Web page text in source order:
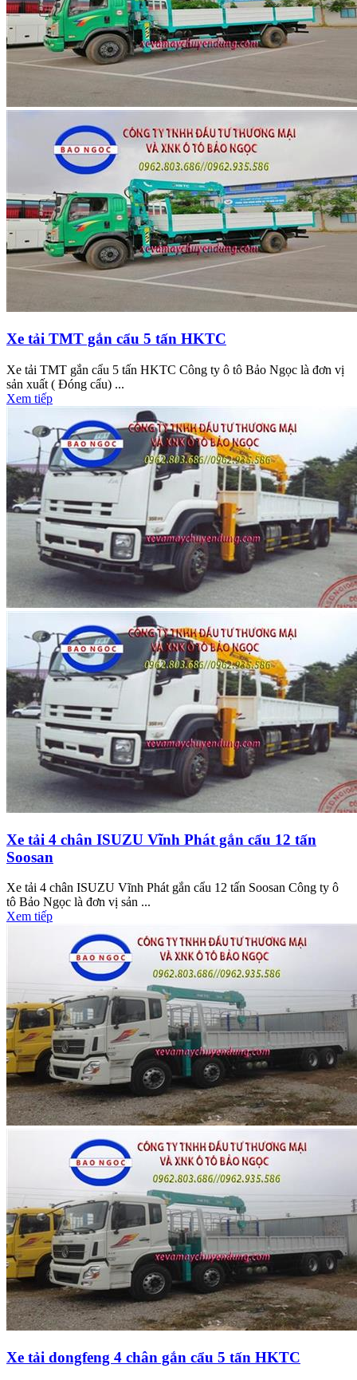
Xe tải TMT gắn cẩu 5 tấn HKTC
Xe tải TMT gắn cẩu 5 tấn HKTC Công ty ô tô Bảo Ngọc là đơn vị
sản xuất ( Đóng cẩu) ...
Xem tiếp
Xe tải 4 chân ISUZU Vĩnh Phát gắn cẩu 12 tấn
Soosan
Xe tải 4 chân ISUZU Vĩnh Phát gắn cẩu 12 tấn Soosan Công ty ô
tô Bảo Ngọc là đơn vị sản ...
Xem tiếp
Xe tải dongfeng 4 chân gắn cẩu 5 tấn HKTC